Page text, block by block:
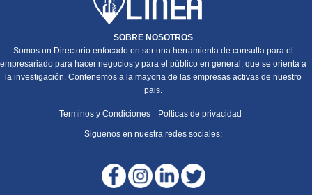
SOBRE NOSOTROS
Somos un Directorio enfocado en ser una herramienta de consulta para el
empresariado para hacer negocios y para el público en general, que se orienta a
la investigación. Contenemos a la mayoria de las empresas activas de nuestro
pais.
Terminos y Condiciones Polticas de privacidad
Siguenos en nuestra redes sociales: